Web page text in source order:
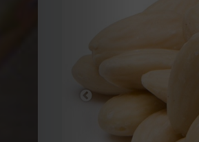
Política
privacidade
Termos